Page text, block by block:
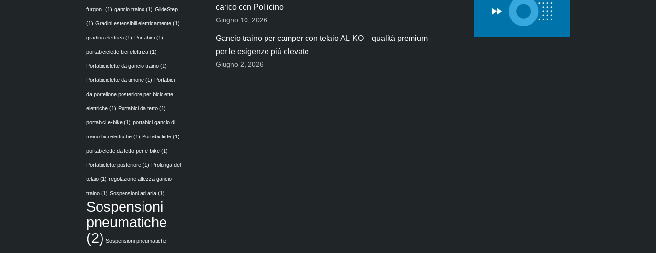
furgoni. (1) gancio traino (1) GlideStep
(1) Gradini estensibili elettricamente (1)
gradino elettrico (1) Portabici (1)
portabiciclette bici elettrica (1)
Portabiciclette da gancio traino (1)
Portabiciclette da timone (1) Portabici
da portellone posteriore per biciclette
elettriche (1) Portabici da tetto (1)
portabici e-bike (1) portabici gancio di
traino bici elettriche (1) Portabiclette (1)
portabiclette da tetto per e-bike (1)
Portabiclette posteriore (1) Prolunga del
telaio (1) regolazione altezza gancio
traino (1) Sospensioni ad aria (1)
Sospensioni
pneumatiche
(2) Sospensioni pneumatiche
carico con Pollicino
Giugno 10, 2026
Gancio traino per camper con telaio AL-KO – qualità premium
per le esigenze più elevate
Giugno 2, 2026